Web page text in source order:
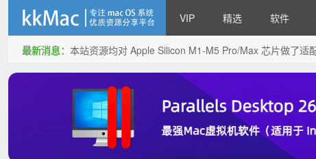
kkMac
VIP 精选 软件
最新消息： 本站资源均对 Apple Silicon M1-M5 Pro/Max 芯片做了适